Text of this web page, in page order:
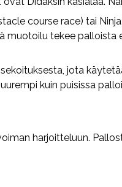
course race) tai
muotoilu tekee
jota
kuin puisissa
harjoitteluun.